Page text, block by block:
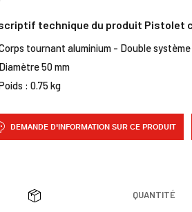
technique du produit Pistolet
tournant aluminium - Double
Diamètre 50 mm
: 0.75 kg
DEMANDE D'INFORMATION SUR CE PRODUIT
QUANTITÉ